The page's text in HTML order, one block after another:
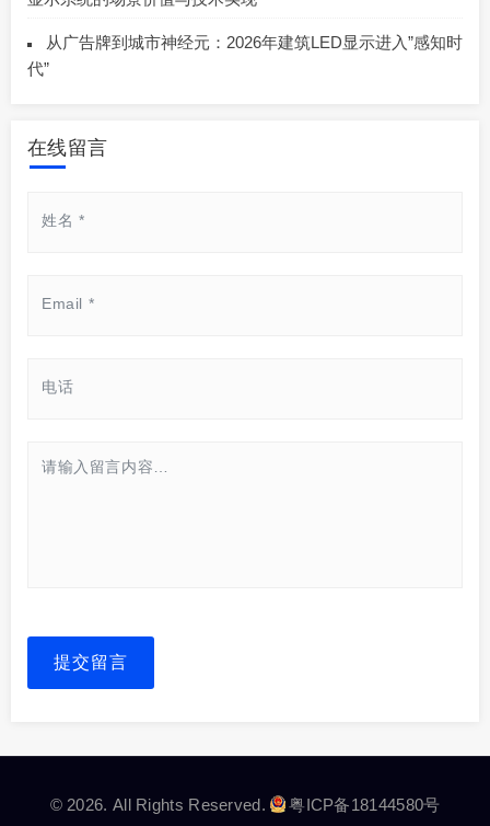
从广告牌到城市神经元：2026年建筑LED显示进入”感知时
代”
在线留言
提交留言
© 2026. All Rights Reserved. 粤ICP备18144580号